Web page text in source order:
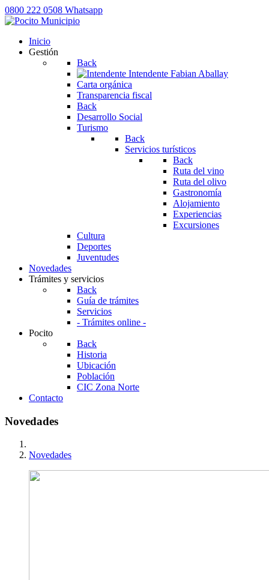
0800 222 0508 Whatsapp
Inicio
Gestión
Back
Intendente Fabian Aballay
Carta orgánica
Transparencia fiscal
Back
Desarrollo Social
Turismo
Back
Servicios turísticos
Back
Ruta del vino
Ruta del olivo
Gastronomía
Alojamiento
Experiencias
Excursiones
Cultura
Deportes
Juventudes
Novedades
Trámites y servicios
Back
Guía de trámites
Servicios
- Trámites online -
Pocito
Back
Historia
Ubicación
Población
CIC Zona Norte
Contacto
Novedades
Novedades